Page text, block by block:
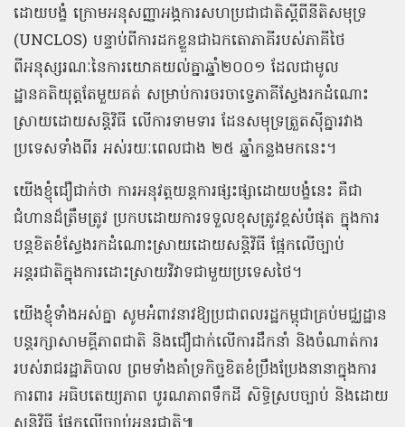
ដោយបង្ខំ ក្រោមអនុសញ្ញាអង្គការសហប្រជាជាតិស្តីពីនីតិសមុទ្រ
(UNCLOS) បន្ទាប់ពីការដកខ្លួនជាឯកតោភាគីរបស់ភាគីថៃ
ពីអនុស្សរណៈនៃការយោគយល់គ្នាឆ្នាំ២០០១ ដែលជាមូល
ដ្ឋានគតិយុត្តតែមួយគត់ សម្រាប់ការចរចាទ្វេភាគីស្វែងរកដំណោះ
ស្រាយដោយសន្តិវិធី លើការទាមទារ ដែនសមុទ្រត្រួតស៊ីគ្នារវាង
ប្រទេសទាំងពីរ អស់រយៈពេលជាង ២៥ ឆ្នាំកន្លងមកនេះ។
យើងខ្ញុំជឿជាក់ថា ការអនុវត្តយន្តការផ្សះផ្សាដោយបង្ខំនេះ គឺជា
ជំហានដ៏ត្រឹមត្រូវ ប្រកបដោយការទទួលខុសត្រូវខ្ពស់បំផុត ក្នុងការ
បន្តខិតខំស្វែងរកដំណោះស្រាយដោយសន្តិវិធី ផ្អែកលើច្បាប់
អន្តរជាតិក្នុងការដោះស្រាយវិវាទជាមួយប្រទេសថៃ។
យើងខ្ញុំទាំងអស់គ្នា សូមអំពាវនាវឱ្យប្រជាពលរដ្ឋកម្ពុជាគ្រប់មជ្ឈដ្ឋាន
បន្តរក្សាសាមគ្គីភាពជាតិ និងជឿជាក់លើការដឹកនាំ និងចំណាត់ការ
របស់រាជរដ្ឋាភិបាល ព្រមទាំងគាំទ្រកិច្ចខិតខំប្រឹងប្រែងនានាក្នុងការ
ការពារ អធិបតេយ្យភាព បូរណភាពទឹកដី សិទ្ធិស្របច្បាប់ និងដោយ